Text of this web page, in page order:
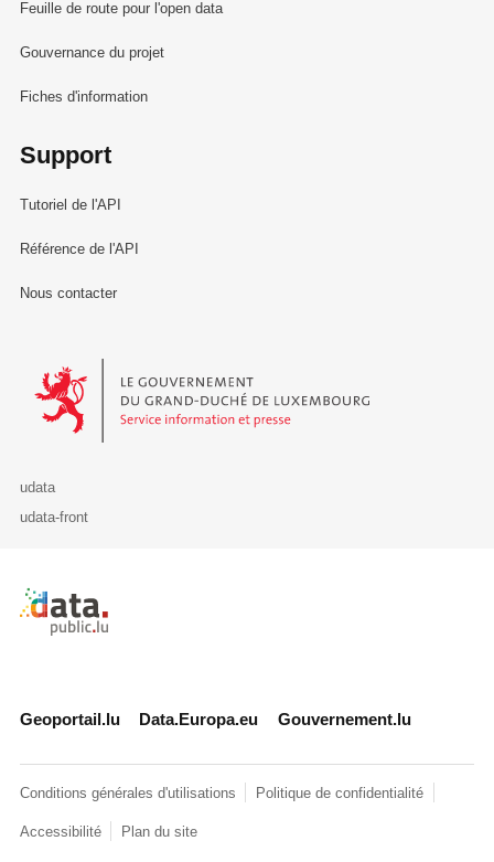
Feuille de route pour l'open data
Gouvernance du projet
Fiches d'information
Support
Tutoriel de l'API
Référence de l'API
Nous contacter
Le Gouvernement du Grand-Duché de Luxembourg - Service
udata
udata-front
Retour à l'accueil de data.public.lu
Geoportail.lu Data.Europa.eu Gouvernement.lu
Conditions générales d'utilisations Politique de confidentialité
Accessibilité Plan du site